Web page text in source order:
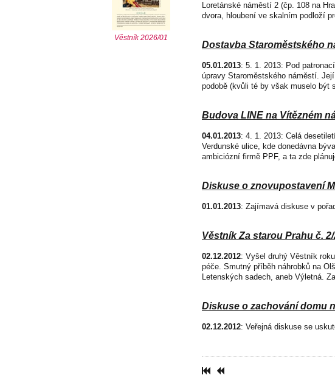
Věstník 2026/01
Loretánské náměstí 2 (čp. 108 na
dvora, hloubení ve skalním podloží
Dostavba Staroměstského
05.01.2013: 5. 1. 2013: Pod
úpravy Staroměstského náměstí.
podobě (kvůli té by však muselo být
Budova LINE na Vítězném
04.01.2013: 4. 1. 2013: Celá
Verdunské ulice, kde donedávna
ambiciózní firmě PPF, a ta zde
Diskuse o znovupostavení
01.01.2013: Zajímavá diskuse v
Věstník Za starou Prahu č.
02.12.2012: Vyšel druhý Věstník
péče. Smutný příběh náhrobků na
Letenských sadech, aneb Výletná.
Diskuse o zachování domu
02.12.2012: Veřejná diskuse se